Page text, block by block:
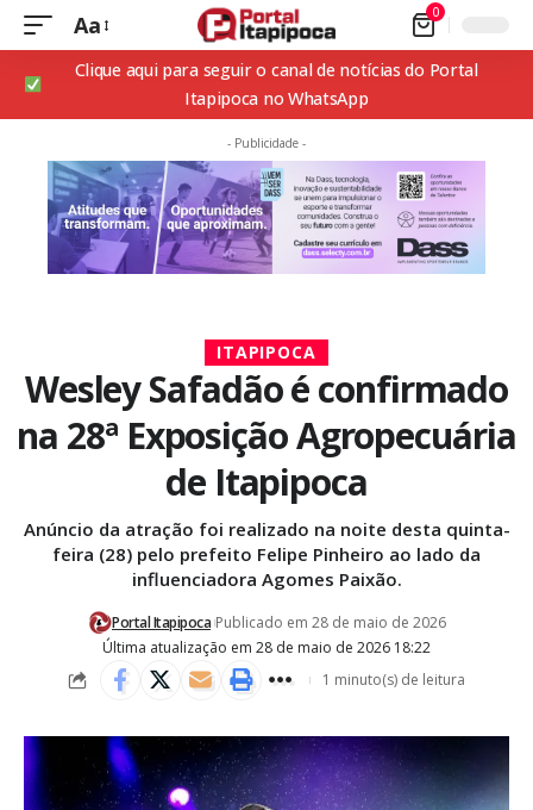
Aa 0
Clique aqui para seguir o canal de notícias do Portal
Itapipoca no WhatsApp
- Publicidade -
ITAPIPOCA
Wesley Safadão é confirmado
na 28ª Exposição Agropecuária
de Itapipoca
Anúncio da atração foi realizado na noite desta quinta-
feira (28) pelo prefeito Felipe Pinheiro ao lado da
influenciadora Agomes Paixão.
Última atualização em 28 de maio de 2026 18:22
Portal Itapipoca Publicado em 28 de maio de 2026
1 minuto(s) de leitura